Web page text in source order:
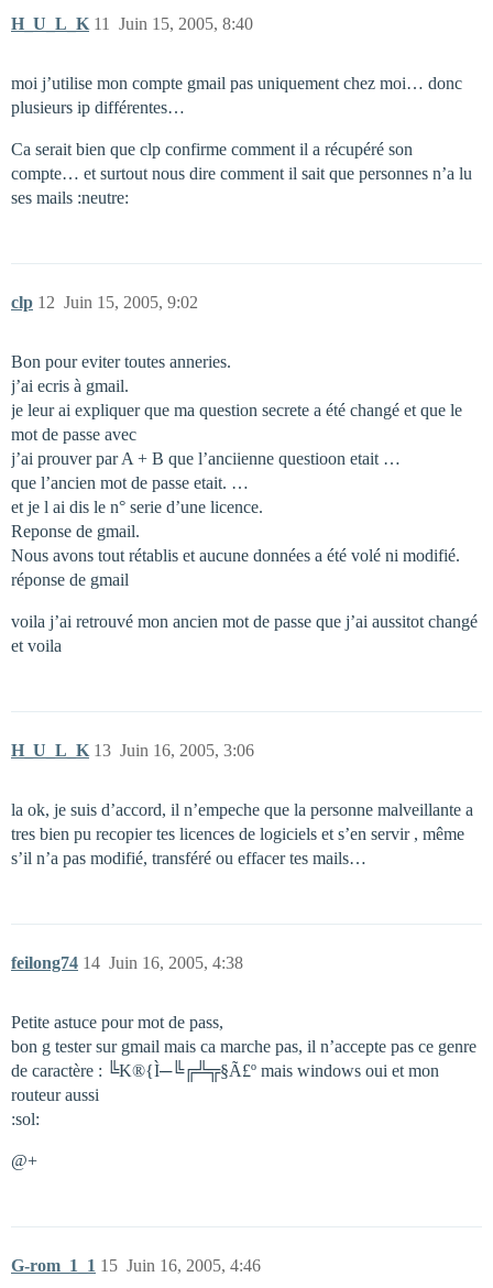
H_U_L_K Juin 15, 2005, 8:40
11
moi j’utilise mon compte gmail pas uniquement chez moi… donc
plusieurs ip différentes…
Ca serait bien que clp confirme comment il a récupéré son
compte… et surtout nous dire comment il sait que personnes n’a lu
ses mails :neutre:
clp Juin 15, 2005, 9:02
12
Bon pour eviter toutes anneries.
j’ai ecris à gmail.
je leur ai expliquer que ma question secrete a été changé et que le
mot de passe avec
j’ai prouver par A + B que l’anciienne questioon etait …
que l’ancien mot de passe etait. …
et je l ai dis le n° serie d’une licence.
Reponse de gmail.
Nous avons tout rétablis et aucune données a été volé ni modifié.
réponse de gmail
voila j’ai retrouvé mon ancien mot de passe que j’ai aussitot changé
et voila
H_U_L_K Juin 16, 2005, 3:06
13
la ok, je suis d’accord, il n’empeche que la personne malveillante a
tres bien pu recopier tes licences de logiciels et s’en servir , même
s’il n’a pas modifié, transféré ou effacer tes mails…
feilong74 Juin 16, 2005, 4:38
14
Petite astuce pour mot de pass,
bon g tester sur gmail mais ca marche pas, il n’accepte pas ce genre
de caractère : ╚K®{Ì─╚╔╩╦§Ã£º mais windows oui et mon
routeur aussi
:sol:
@+
G-rom_1_1 Juin 16, 2005, 4:46
15